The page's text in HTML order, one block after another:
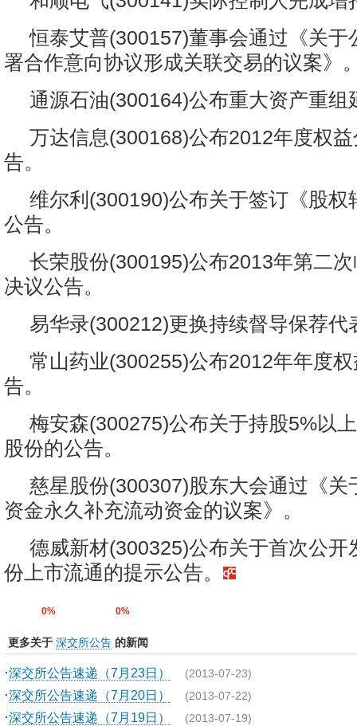
恒泰艾普(300157)董事会通过《关于
署合作意向协议形成关联交易的议案》
通源石油(300164)公布重大资产重组
万达信息(300168)公布2012年度权
告。
维尔利(300190)公布关于签订《股权
公告。
长荣股份(300195)公布2013年第二
决议公告。
易华录(300212)更换持续督导保荐代
常山药业(300255)公布2012年年度
告。
梅安森(300275)公布关于持股5%以
股份的公告。
慈星股份(300307)股东大会通过《关
资金永久补充流动资金的议案》。
德威新材(300325)公布关于首次公开
份上市流通的提示公告。
0% 0%
更多关于 深交所公告 的新闻
·深交所公告速递（7月23日） (2013-07-23)
·深交所公告速递（7月20日） (2013-07-22)
·深交所公告速递（7月19日） (2013-07-19)